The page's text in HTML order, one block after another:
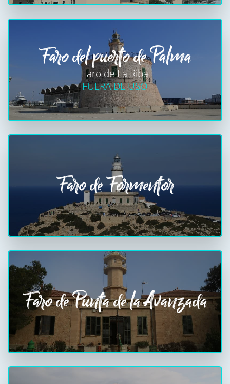
Faro del puerto de Palma
Faro de La Riba
FUERA DE USO
Faro de Formentor
Faro de Punta de la Avanzada